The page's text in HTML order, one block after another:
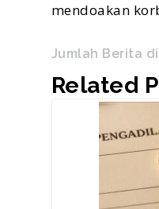
mendoakan
Jumlah Berita
Related